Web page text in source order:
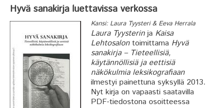
Hyvä sanakirja luettavissa verkossa
Kansi: Laura Tyysteri & Eeva Herrala
Laura Tyysterinja Kaisa
Lehtosalontoimittama Hyvä
sanakirja – Tieteellisiä,
käytännöllisiä ja eettisiä
näkökulmia leksikografiaan
ilmestyi painettuna syksyllä 2013.
Nyt kirja on vapaasti saatavilla
PDF-tiedostona osoitteessa